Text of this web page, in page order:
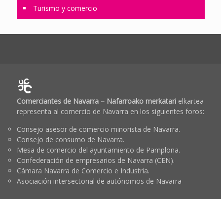
Turismo y comercio
Comerciantes de Navarra – Nafarroako merkatarielkartea
representa al comercio de Navarra en los siguientes foros:
Consejo asesor de comercio minorista de Navarra.
Consejo de consumo de Navarra.
Mesa de comercio del ayuntamiento de Pamplona.
Confederación de empresarios de Navarra (CEN).
Cámara Navarra de Comercio e Industria.
Asociación intersectorial de autónomos de Navarra